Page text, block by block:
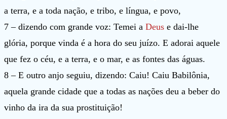
a terra, e a toda nação, e tribo, e língua, e povo,
7 – dizendo com grande voz: Temei a Deus e dai-lhe
glória, porque vinda é a hora do seu juízo. E adorai aquele
que fez o céu, e a terra, e o mar, e as fontes das águas.
8 – E outro anjo seguiu, dizendo: Caiu! Caiu Babilônia,
aquela grande cidade que a todas as nações deu a beber do
vinho da ira da sua prostituição!